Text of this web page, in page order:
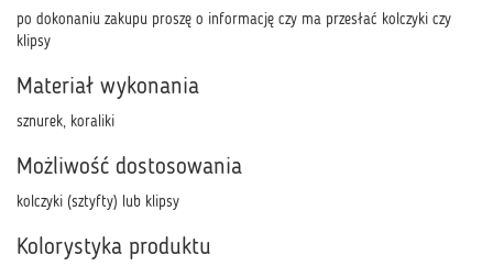
po dokonaniu zakupu proszę o informację czy ma przesłać kolczyki czy
klipsy
Materiał wykonania
sznurek, koraliki
Możliwość dostosowania
kolczyki (sztyfty) lub klipsy
Kolorystyka produktu